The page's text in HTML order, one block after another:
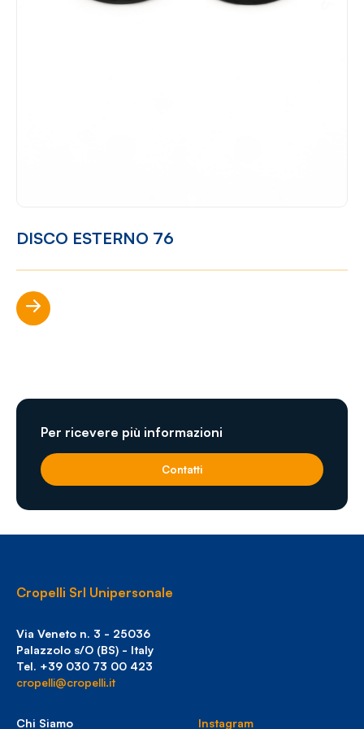
DISCO ESTERNO 76
Scopri di più
Per ricevere più informazioni
Contatti
Cropelli Srl Unipersonale
Via Veneto n. 3 - 25036
Palazzolo s/O (BS) - Italy
Tel. +39 030 73 00 423
cropelli@cropelli.it
Chi Siamo Instagram